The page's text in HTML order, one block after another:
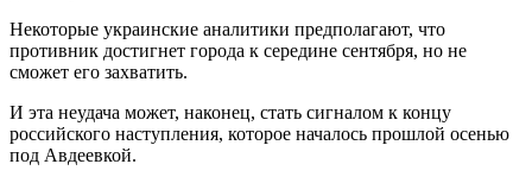
Некоторые украинские аналитики предполагают, что
противник достигнет города к середине сентября, но не
сможет его захватить.
И эта неудача может, наконец, стать сигналом к концу
российского наступления, которое началось прошлой осенью
под Авдеевкой.